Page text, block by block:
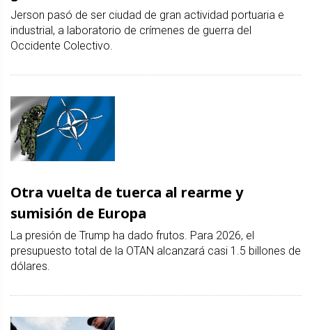
Jerson pasó de ser ciudad de gran actividad portuaria e
industrial, a laboratorio de crímenes de guerra del
Occidente Colectivo.
Otra vuelta de tuerca al rearme y
sumisión de Europa
La presión de Trump ha dado frutos. Para 2026, el
presupuesto total de la OTAN alcanzará casi 1.5 billones de
dólares.